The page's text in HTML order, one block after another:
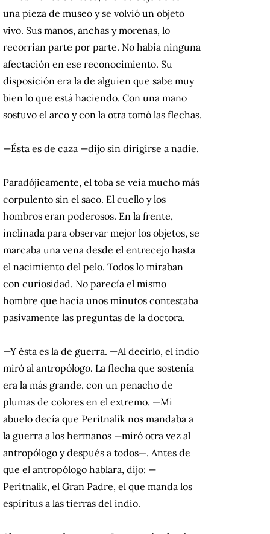
una pieza de museo y se volvió un objeto
vivo. Sus manos, anchas y morenas, lo
recorrían parte por parte. No había ninguna
afectación en ese reconocimiento. Su
disposición era la de alguien que sabe muy
bien lo que está haciendo. Con una mano
sostuvo el arco y con la otra tomó las flechas.
—Ésta es de caza —dijo sin dirigirse a nadie.
Paradójicamente, el toba se veía mucho más
corpulento sin el saco. El cuello y los
hombros eran poderosos. En la frente,
inclinada para observar mejor los objetos, se
marcaba una vena desde el entrecejo hasta
el nacimiento del pelo. Todos lo miraban
con curiosidad. No parecía el mismo
hombre que hacía unos minutos contestaba
pasivamente las preguntas de la doctora.
—Y ésta es la de guerra. —Al decirlo, el indio
miró al antropólogo. La flecha que sostenía
era la más grande, con un penacho de
plumas de colores en el extremo. —Mi
abuelo decía que Peritnalik nos mandaba a
la guerra a los hermanos —miró otra vez al
antropólogo y después a todos—. Antes de
que el antropólogo hablara, dijo: —
Peritnalik, el Gran Padre, el que manda los
espíritus a las tierras del indio.